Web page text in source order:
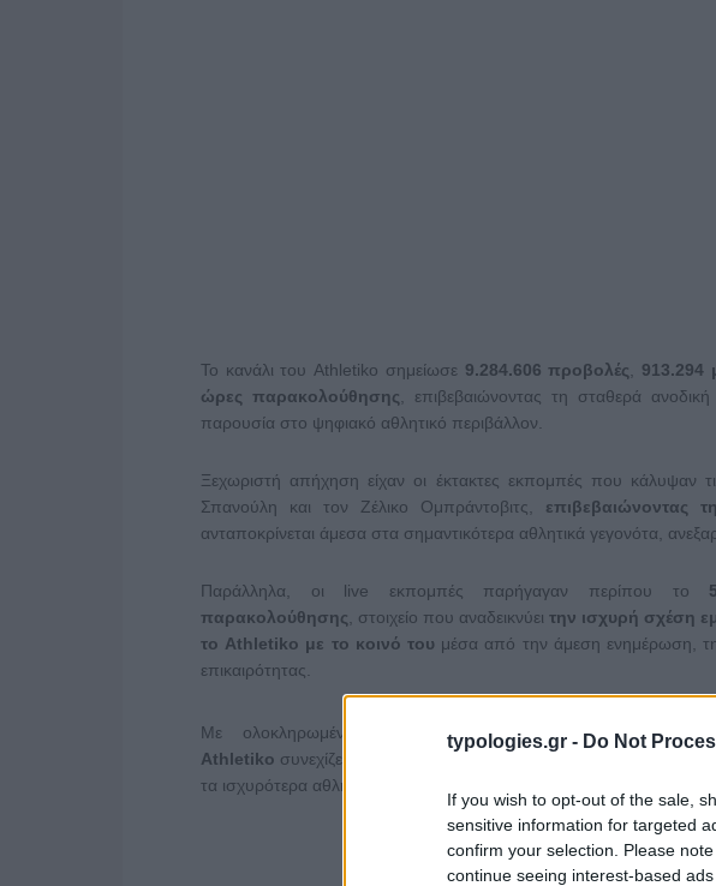
typologies.gr - Do Not
If you wish to opt-out of the sale,
sensitive information for targeted
confirm your selection. Please
continue seeing interest-based
Το κανάλι του Athletiko σημείωσε 9.284.606 προβολές 913.294
ώρες παρακολούθησης , επιβεβαιώνοντας τη σταθερά
παρουσία στο ψηφιακό αθλητικό περιβάλλον.
Ξεχωριστή απήχηση είχαν οι έκτακτες εκπομπές που κάλυψαν
Σπανούλη και τον Ζέλικο Ομπράντοβιτς, επιβεβαιώνοντας
ανταποκρίνεται άμεσα στα σημαντικότερα αθλητικά γεγονότα,
Παράλληλα, οι live εκπομπές παρήγαγαν περίπου το
παρακολούθησης , στοιχείο που αναδεικνύει την ισχυρή σχέση
το Athletiko με το κοινό του μέσα από την άμεση ενημέρωση,
επικαιρότητας.
Με ολοκληρωμένο περιεχόμενο που συνδυάζει live
Athletiko συνεχίζει να ενισχύει το ψηφιακό του αποτύπωμα,
τα ισχυρότερα αθλητικά digital brands της χώρας.